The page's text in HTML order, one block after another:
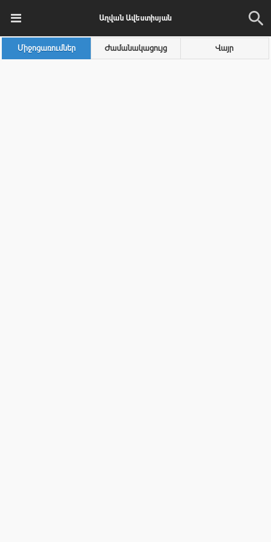
Աղվան Ավեստիսյան
Միջոցառումներ Ժամանակացույց Վայր